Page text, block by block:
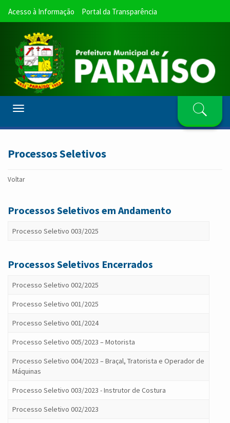
Acesso à Informação Portal da Transparência
Toggle
Processos Seletivos
Voltar
Processos Seletivos em Andamento
Processo Seletivo 003/2025
Processos Seletivos Encerrados
Processo Seletivo 002/2025
Processo Seletivo 001/2025
Processo Seletivo 001/2024
Processo Seletivo 005/2023 – Motorista
Processo Seletivo 004/2023 – Braçal, Tratorista e Operador de
Máquinas
Processo Seletivo 003/2023 - Instrutor de Costura
Processo Seletivo 002/2023